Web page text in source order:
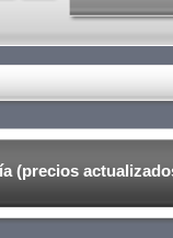
(precios